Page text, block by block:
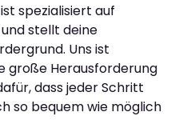
spezialisiert auf
stellt deine
Uns ist
große Herausforderung
dass jeder Schritt
so bequem wie möglich